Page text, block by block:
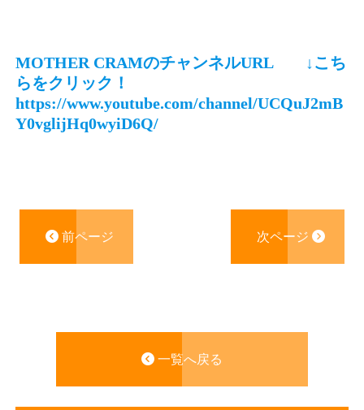
MOTHER CRAMのチャンネルURL ↓こち
らをクリック！
https://www.youtube.com/channel/UCQuJ2mB
Y0vglijHq0wyiD6Q/
前ページ 次ページ
一覧へ戻る